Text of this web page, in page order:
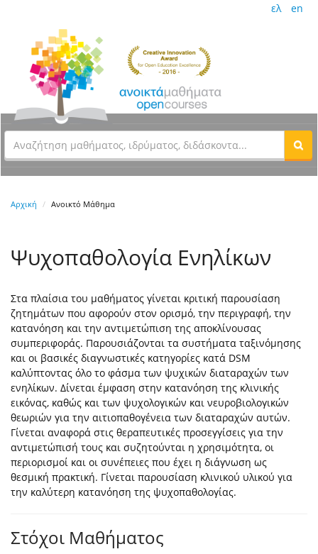
ελ en
Αρχική Ανοικτό Μάθημα
Ψυχοπαθολογία Ενηλίκων
Στα πλαίσια του μαθήματος γίνεται κριτική παρουσίαση
ζητημάτων που αφορούν στον ορισμό, την περιγραφή, την
κατανόηση και την αντιμετώπιση της αποκλίνουσας
συμπεριφοράς. Παρουσιάζονται τα συστήματα ταξινόμησης
και οι βασικές διαγνωστικές κατηγορίες κατά DSM
καλύπτοντας όλο το φάσμα των ψυχικών διαταραχών των
ενηλίκων. Δίνεται έμφαση στην κατανόηση της κλινικής
εικόνας, καθώς και των ψυχολογικών και νευροβιολογικών
θεωριών για την αιτιοπαθογένεια των διαταραχών αυτών.
Γίνεται αναφορά στις θεραπευτικές προσεγγίσεις για την
αντιμετώπισή τους και συζητούνται η χρησιμότητα, οι
περιορισμοί και οι συνέπειες που έχει η διάγνωση ως
θεσμική πρακτική. Γίνεται παρουσίαση κλινικού υλικού για
την καλύτερη κατανόηση της ψυχοπαθολογίας.
Στόχοι Μαθήματος